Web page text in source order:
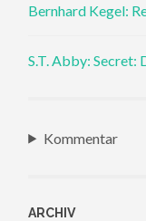
Bernhard Kegel:
S.T. Abby: Secret:
Kommentar
ARCHIV